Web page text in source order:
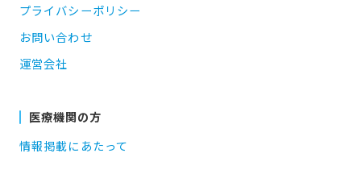
プライバシーポリシー
お問い合わせ
運営会社
医療機関の方
情報掲載にあたって